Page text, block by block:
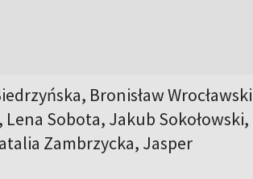
Bronisław
Sobota, Jakub Sokołowski,
Zambrzycka, Jasper